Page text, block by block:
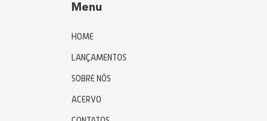
Menu
HOME
LANÇAMENTOS
SOBRE NÓS
ACERVO